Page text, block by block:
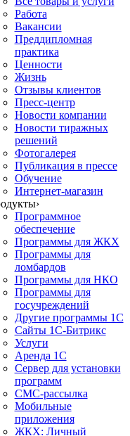
Работа
Вакансии
Преддипломная
практика
Ценности
Жизнь
Отзывы клиентов
Пресс-центр
Новости компании
Новости тиражных
решений
Фотогалерея
Публикация в прессе
Обучение
Интернет-магазин
›
Программное
обеспечение
Программы для ЖКХ
Программы для
ломбардов
Программы для НКО
Программы для
госучреждений
Другие программы 1С
Сайты 1С-Битрикс
Услуги
Аренда 1С
Сервер для установки
программ
СМС-рассылка
Мобильные
приложения
ЖКХ: Личный